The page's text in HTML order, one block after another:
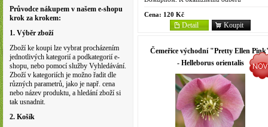
Průvodce nákupem v našem e-shopu
krok za krokem:
1. Výběr zboží
Zboží ke koupi lze vybrat procházením
jednotlivých kategorií a podkategorií e-
shopu, nebo pomocí služby Vyhledávání.
Zboží v kategoriích je možno řadit dle
různých parametrů, jako je např. cena
nebo název produktu, a hledání zboží si
tak usnadnit.
2. Košík
Cena: 120 Kč
Koupit
Detail
Čemeřice východní "Pretty Ellen
- Helleborus orientalis